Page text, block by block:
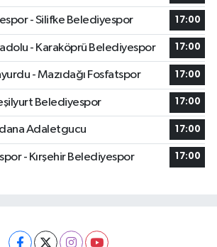
- Silifke Belediyespor 17:00
- Karaköprü Belediyespor 17:00
- Mazıdağı Fosfatspor 17:00
Belediyespor 17:00
Adaletgucu 17:00
- Kırşehir Belediyespor 17:00